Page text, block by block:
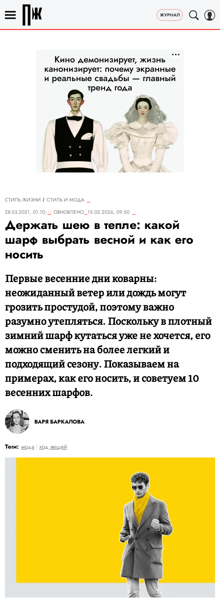
СТИЛЬ ЖИЗНИ
СТИЛЬ И МОДА
28.03.2021, 01:10
ОБНОВЛЕНО 15.02.2026, 09:50
Держать шею в тепле: какой
шарф выбрать весной и как его
носить
Первые весенние дни коварны:
неожиданный ветер или дождь могут
грозить простудой, поэтому важно
разумно утепляться. Поскольку в плотный
зимний шарф кутаться уже не хочется, его
можно сменить на более легкий и
подходящий сезону. Показываем на
примерах, как его носить, и советуем 10
весенних шарфов.
ВАРЯ БАРКАЛОВА
Теги: мода ход вещей